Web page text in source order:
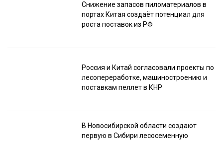
Снижение запасов пиломатериалов в
портах Китая создаёт потенциал для
роста поставок из РФ
Россия и Китай согласовали проекты по
лесопереработке, машиностроению и
поставкам пеллет в КНР
В Новосибирской области создают
первую в Сибири лесосеменную